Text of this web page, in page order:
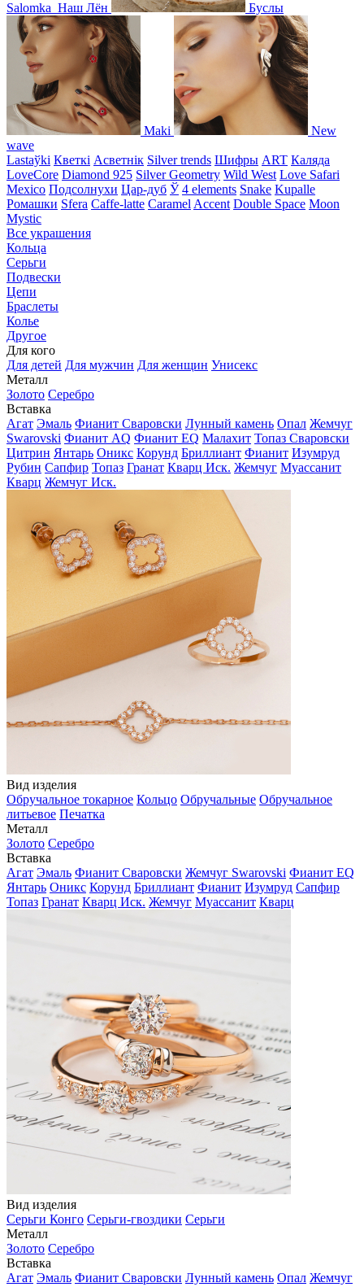
Salomka Наш Лён Буслы
Maki
New
wave
Lastaўki Кветкі Асветнiк Silver trends Шифры ART Каляда
LoveCore Diamond 925 Silver Geometry Wild West Love Safari
Mexico Подсолнухи Цар-дуб Ў 4 elements Snake Kupalle
Ромашки Sfera Caffe-latte Caramel Accent Double Space Moon
Mystic
Все украшения
Кольца
Серьги
Подвески
Цепи
Браслеты
Колье
Другое
Для кого
Для детей Для мужчин Для женщин Унисекс
Металл
Золото Серебро
Вставка
Агат Эмаль Фианит Сваровски Лунный камень Опал Жемчуг
Swarovski Фианит AQ Фианит EQ Малахит Топаз Сваровски
Цитрин Янтарь Оникс Корунд Бриллиант Фианит Изумруд
Рубин Сапфир Топаз Гранат Кварц Иск. Жемчуг Муассанит
Кварц Жемчуг Иск.
Вид изделия
Обручальное токарное Кольцо Обручальные Обручальное
литьевое Печатка
Металл
Золото Серебро
Вставка
Агат Эмаль Фианит Сваровски Жемчуг Swarovski Фианит EQ
Янтарь Оникс Корунд Бриллиант Фианит Изумруд Сапфир
Топаз Гранат Кварц Иск. Жемчуг Муассанит Кварц
Вид изделия
Серьги Конго Серьги-гвоздики Серьги
Металл
Золото Серебро
Вставка
Агат Эмаль Фианит Сваровски Лунный камень Опал Жемчуг